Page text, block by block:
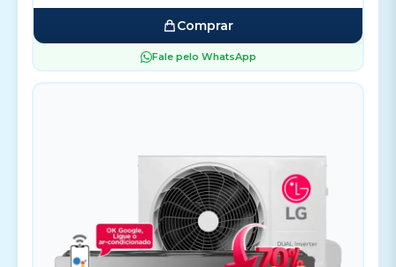
Comprar
Fale pelo WhatsApp